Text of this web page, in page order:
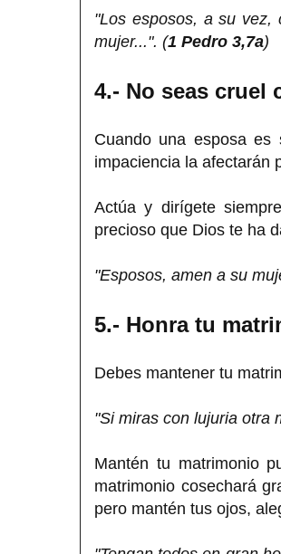
"Los esposos, a su vez,
mujer...". (1 Pedro 3,7a)
4.- No seas cruel
Cuando una esposa
impaciencia la afectarán
Actúa y dirígete
precioso que Dios te ha
"Esposos, amen a su
5.- Honra tu
Debes mantener tu
"Si miras con lujuria otra
Mantén tu matrimonio
matrimonio cosechará
pero mantén tus ojos,